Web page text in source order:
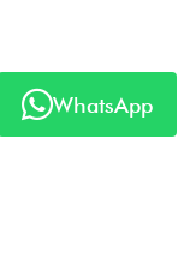
WhatsApp